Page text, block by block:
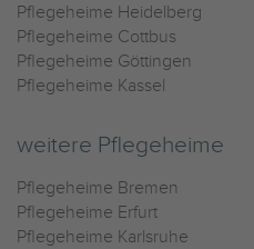
Pflegeheime Heidelberg
Pflegeheime Cottbus
Pflegeheime Göttingen
Pflegeheime Kassel
weitere Pflegeheime
Pflegeheime Bremen
Pflegeheime Erfurt
Pflegeheime Karlsruhe